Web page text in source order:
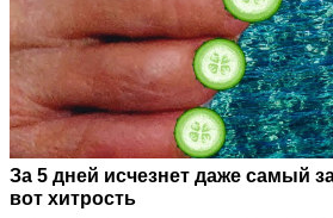
За 5 дней исчезнет даже самый
вот хитрость